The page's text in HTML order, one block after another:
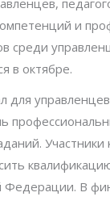
и
среди
в октябре.
для
Федерации. В